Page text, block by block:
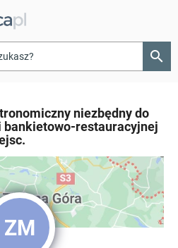
search
niezbędny do
bankietowo-restauracyjnej
ZM